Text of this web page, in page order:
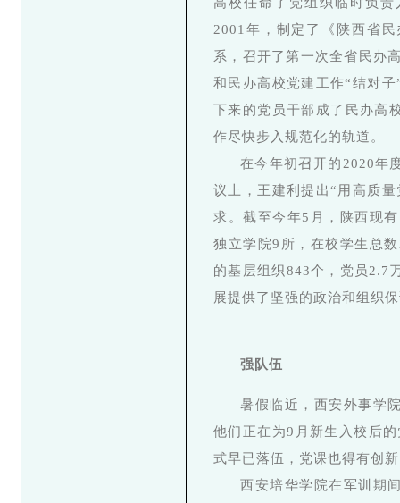
2001年，制定了《陕西省
系，召开了第一次全省民办
和民办高校党建工作“结对
下来的党员干部成了民办高
作尽快步入规范化的轨道。
在今年初召开的2020年
议上，王建利提出“用高质
求。截至今年5月，陕西现
独立学院9所，在校学生总
的基层组织843个，党员2.7
展提供了坚强的政治和组织
强队伍
暑假临近，西安外事学
他们正在为9月新生入校后
式早已落伍，党课也得有创
西安培华学院在军训期